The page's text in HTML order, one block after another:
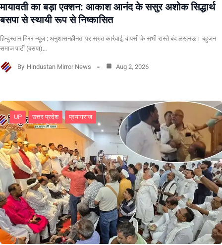
मायावती का बड़ा एक्शन: आकाश आनंद के ससुर अशोक सिद्धार्थ
बसपा से स्थायी रूप से निष्कासित
हिन्दुस्तान मिरर न्यूज़ : अनुशासनहीनता पर सख्त कार्रवाई, वापसी के सभी रास्ते बंद लखनऊ। बहुजन
समाज पार्टी (बसपा)…
By Hindustan Mirror News Aug 2, 2026
UP उत्तर प्रदेश प्रयागराज